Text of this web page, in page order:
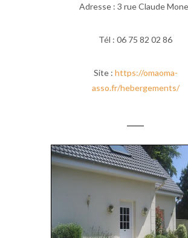
Adresse : 3 rue Claude
Tél : 06 75 82 02 86
Site : https://omaoma-
asso.fr/hebergements/